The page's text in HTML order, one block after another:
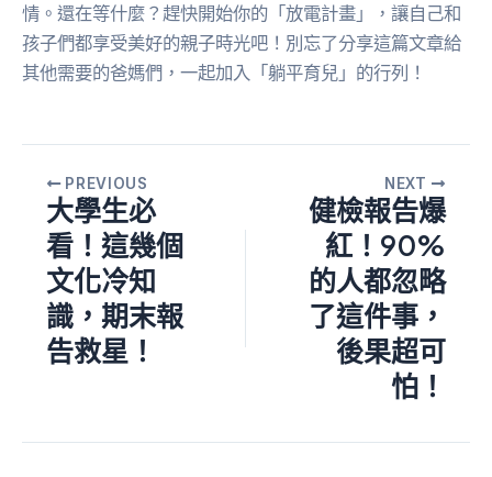
情。還在等什麼？趕快開始你的「放電計畫」，讓自己和
孩子們都享受美好的親子時光吧！別忘了分享這篇文章給
其他需要的爸媽們，一起加入「躺平育兒」的行列！
PREVIOUS
大學生必
看！這幾個
文化冷知
識，期末報
告救星！
NEXT
健檢報告爆
紅！90%
的人都忽略
了這件事，
後果超可
怕！